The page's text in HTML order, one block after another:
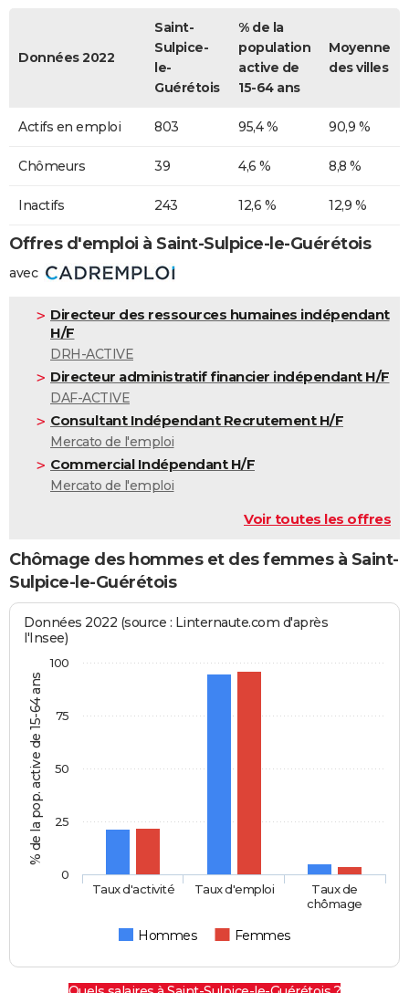
Données 2022
Saint-
Sulpice-
le-
Guérétois
% de la
population
active de
15-64 ans
Moyenne
des villes
Actifs en emploi 803 95,4 % 90,9 %
Chômeurs 39 4,6 % 8,8 %
Inactifs 243 12,6 % 12,9 %
Offres d'emploi à Saint-Sulpice-le-Guérétois
avec
Directeur des ressources humaines indépendant
H/F
DRH-ACTIVE
Directeur administratif financier indépendant H/F
DAF-ACTIVE
Consultant Indépendant Recrutement H/F
Mercato de l'emploi
Commercial Indépendant H/F
Mercato de l'emploi
Voir toutes les offres
Chômage des hommes et des femmes à Saint-
Sulpice-le-Guérétois
% de la pop. active de 15-64 ans
Données 2022 (source : Linternaute.com d'après
l'Insee)
Hommes Femmes
Taux d'activité Taux d'emploi
Taux de
chômage
0
25
50
75
100